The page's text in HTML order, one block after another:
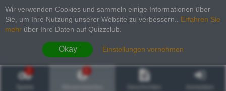
Wir verwenden Cookies und sammeln einige Informationen über
Sie, um Ihre Nutzung unserer Website zu verbessern.
Erfahren Sie
mehr über Ihre Daten auf Quizzclub.
Okay Einstellungen vornehmen
2